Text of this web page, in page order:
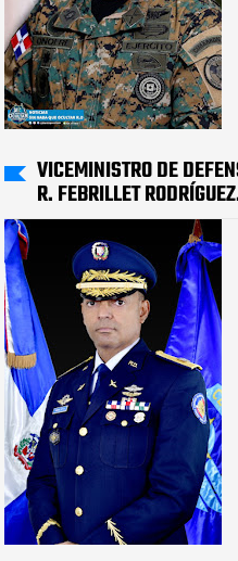
VICEMINISTRO DE
R. FEBRILLET